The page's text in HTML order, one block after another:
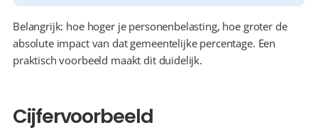
Belangrijk: hoe hoger je personenbelasting, hoe groter de
absolute impact van dat gemeentelijke percentage. Een
praktisch voorbeeld maakt dit duidelijk.
Cijfervoorbeeld